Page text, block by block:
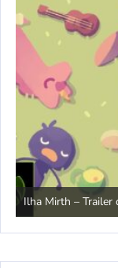
Ilha Mirth – Trailer